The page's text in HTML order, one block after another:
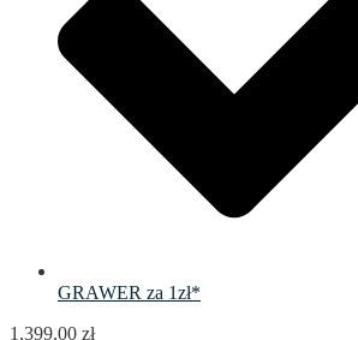
GRAWER za 1zł*
1,399.00 zł